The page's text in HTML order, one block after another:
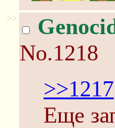
>>
No.1218
>>1217
Еще